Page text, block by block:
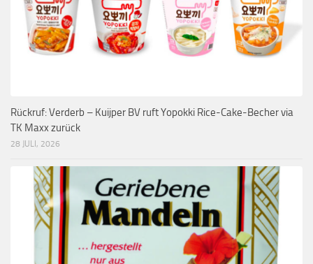
Rückruf: Verderb – Kuijper BV ruft Yopokki Rice-Cake-Becher via
TK Maxx zurück
28 JULI, 2026